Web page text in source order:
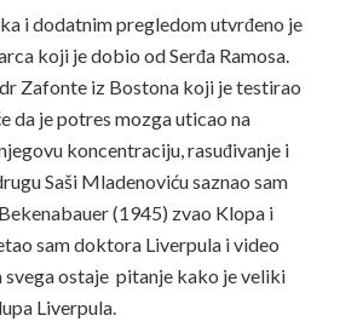
i dodatnim pregledom utvrđeno je
koji je dobio od Serđa Ramosa.
Zafonte iz Bostona koji je testirao
da je potres mozga uticao na
koncentraciju, rasuđivanje i
Saši Mladenoviću saznao sam
(1945) zvao Klopa i
sam doktora Liverpula i video
svega ostaje pitanje kako je veliki
Liverpula.